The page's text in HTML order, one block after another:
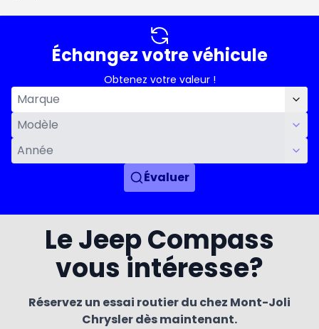
Échangez votre véhicule
Obtenez votre valeur !
Évaluer
Le Jeep Compass
vous intéresse?
Réservez un essai routier du chez Mont-Joli
Chrysler dès maintenant.